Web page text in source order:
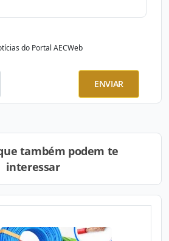
do Portal AECWeb
ENVIAR
também podem te
interessar